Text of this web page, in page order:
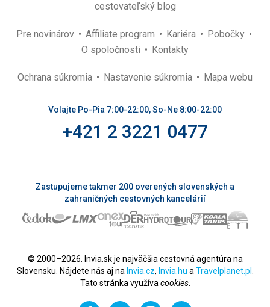
cestovateľský blog
Pre novinárov Affiliate program Kariéra
Pobočky
O spoločnosti
Kontakty
Ochrana súkromia Nastavenie súkromia Mapa webu
Volajte Po-Pia 7:00-22:00, So-Ne 8:00-22:00
+421 2 3221 0477
Zastupujeme takmer 200 overených slovenských a
zahraničných cestovných kancelárií
© 2000–2026. Invia.sk je najväčšia cestovná agentúra na
Slovensku. Nájdete nás aj na Invia.cz, Invia.hu a Travelplanet.pl
Tato stránka využíva cookies.